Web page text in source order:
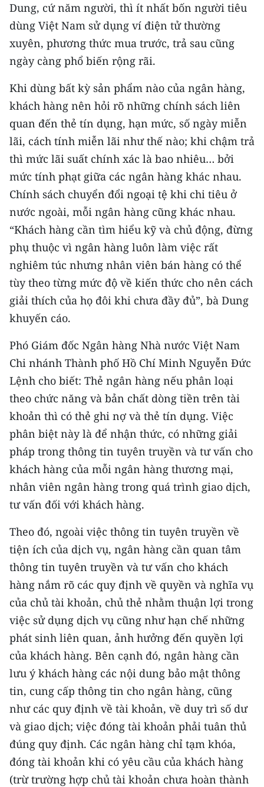
Dung, cứ năm người, thì ít nhất bốn người tiêu
dùng Việt Nam sử dụng ví điện tử thường
xuyên, phương thức mua trước, trả sau cũng
ngày càng phổ biến rộng rãi.
Khi dùng bất kỳ sản phẩm nào của ngân hàng,
khách hàng nên hỏi rõ những chính sách liên
quan đến thẻ tín dụng, hạn mức, số ngày miễn
lãi, cách tính miễn lãi như thế nào; khi chậm trả
thì mức lãi suất chính xác là bao nhiêu… bởi
mức tính phạt giữa các ngân hàng khác nhau.
Chính sách chuyển đổi ngoại tệ khi chi tiêu ở
nước ngoài, mỗi ngân hàng cũng khác nhau.
“Khách hàng cần tìm hiểu kỹ và chủ động, đừng
phụ thuộc vì ngân hàng luôn làm việc rất
nghiêm túc nhưng nhân viên bán hàng có thể
tùy theo từng mức độ về kiến thức cho nên cách
giải thích của họ đôi khi chưa đầy đủ”, bà Dung
khuyến cáo.
Phó Giám đốc Ngân hàng Nhà nước Việt Nam
Chi nhánh Thành phố Hồ Chí Minh Nguyễn Đức
Lệnh cho biết: Thẻ ngân hàng nếu phân loại
theo chức năng và bản chất dòng tiền trên tài
khoản thì có thẻ ghi nợ và thẻ tín dụng. Việc
phân biệt này là để nhận thức, có những giải
pháp trong thông tin tuyên truyền và tư vấn cho
khách hàng của mỗi ngân hàng thương mại,
nhân viên ngân hàng trong quá trình giao dịch,
tư vấn đối với khách hàng.
Theo đó, ngoài việc thông tin tuyên truyền về
tiện ích của dịch vụ, ngân hàng cần quan tâm
thông tin tuyên truyền và tư vấn cho khách
hàng nắm rõ các quy định về quyền và nghĩa vụ
của chủ tài khoản, chủ thẻ nhằm thuận lợi trong
việc sử dụng dịch vụ cũng như hạn chế những
phát sinh liên quan, ảnh hưởng đến quyền lợi
của khách hàng. Bên cạnh đó, ngân hàng cần
lưu ý khách hàng các nội dung bảo mật thông
tin, cung cấp thông tin cho ngân hàng, cũng
như các quy định về tài khoản, về duy trì số dư
và giao dịch; việc đóng tài khoản phải tuân thủ
đúng quy định. Các ngân hàng chỉ tạm khóa,
đóng tài khoản khi có yêu cầu của khách hàng
(trừ trường hợp chủ tài khoản chưa hoàn thành